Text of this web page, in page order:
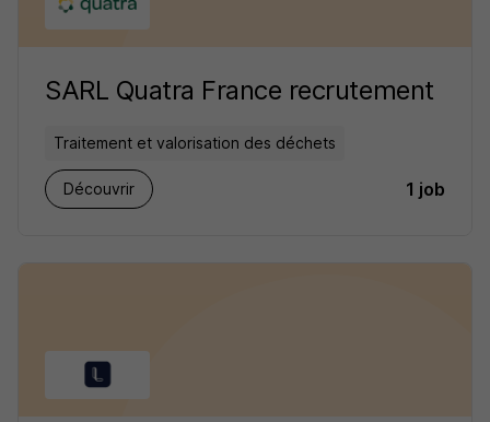
SARL Quatra France recrutement
Traitement et valorisation des déchets
Découvrir 1 job